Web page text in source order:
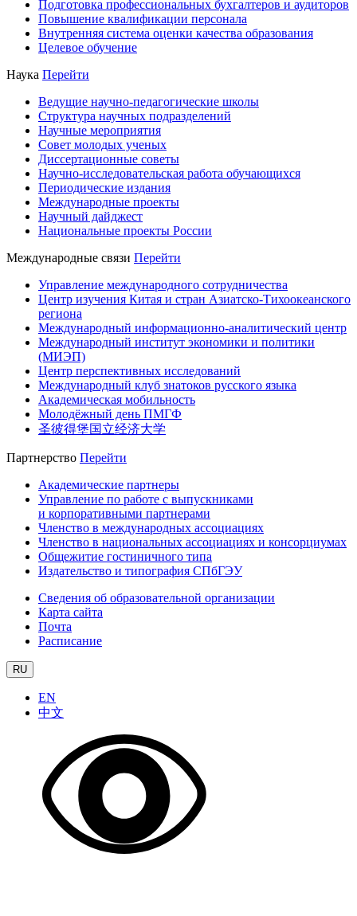
Подготовка профессиональных бухгалтеров и аудиторов
Повышение квалификации персонала
Внутренняя система оценки качества образования
Целевое обучение
Наука Перейти
Ведущие научно-педагогические школы
Структура научных подразделений
Научные мероприятия
Совет молодых ученых
Диссертационные советы
Научно-исследовательская работа обучающихся
Периодические издания
Международные проекты
Научный дайджест
Национальные проекты России
Международные связи Перейти
Управление международного сотрудничества
Центр изучения Китая и стран Азиатско-Тихоокеанского
региона
Международный информационно-аналитический центр
Международный институт экономики и политики
(МИЭП)
Центр перспективных исследований
Международный клуб знатоков русского языка
Академическая мобильность
Молодёжный день ПМГФ
圣彼得堡国立经济大学
Партнерство Перейти
Академические партнеры
Управление по работе с выпускниками
и корпоративными партнерами
Членство в международных ассоциациях
Членство в национальных ассоциациях и консорциумах
Общежитие гостиничного типа
Издательство и типография СПбГЭУ
Сведения об образовательной организации
Карта сайта
Почта
Расписание
RU
EN
中文